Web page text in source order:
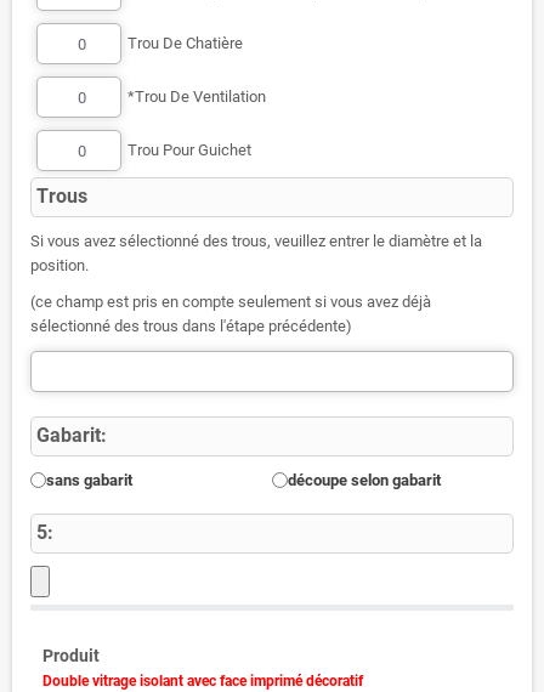
Trou De Chatière
*Trou De Ventilation
Trou Pour Guichet
Trous
Si vous avez sélectionné des trous, veuillez entrer le diamètre et la
position.
(ce champ est pris en compte seulement si vous avez déjà
sélectionné des trous dans l'étape précédente)
Gabarit:
sans gabarit découpe selon gabarit
5:
Produit
Double vitrage isolant avec face imprimé décoratif